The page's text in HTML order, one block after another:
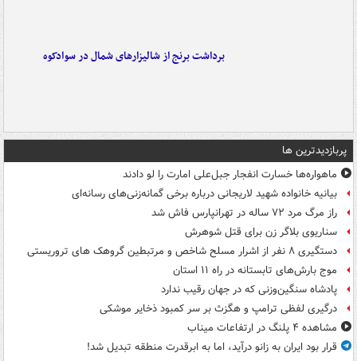
برداشت برنج از شالیزارهای شمال در سوادکوه
پربازدیدترین ها
ماهواره‌ها خسارت انفجار جبل‌علی امارت را لو دادند
بیانیه خانواده شهید لاریجانی درباره برخی گمانه‌زنی‌های رسانه‌ای
راز مرگ مرد ۷۲ ساله در تهرانپارس فاش شد
سناریوی بلاگر زن برای قتل شوهرش
دستگیری ۸ نفر از اشرار مسلح شاخص و مرتبطین گروهک های تروریستی
موج بارش‌های تابستانه در راه ۱۱ استان
پادشاه سنگین‌وزنی که در جهان رقیب ندارد
درگیری لفظی ترامپ و هگزث بر سر کمبود ذخایر موشکی
مشاهده ۴ پلنگ در ارتفاعات میناب
قرار بود ایران به زانو درآید، اما به ابرقدرت منطقه تبدیل شد!